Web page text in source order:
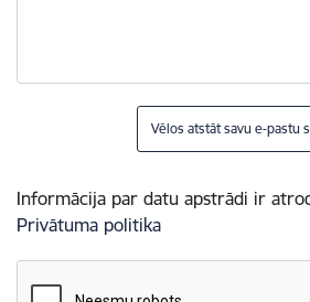
Vēlos atstāt savu e-pastu
Informācija par datu apstrādi ir
Privātuma politika